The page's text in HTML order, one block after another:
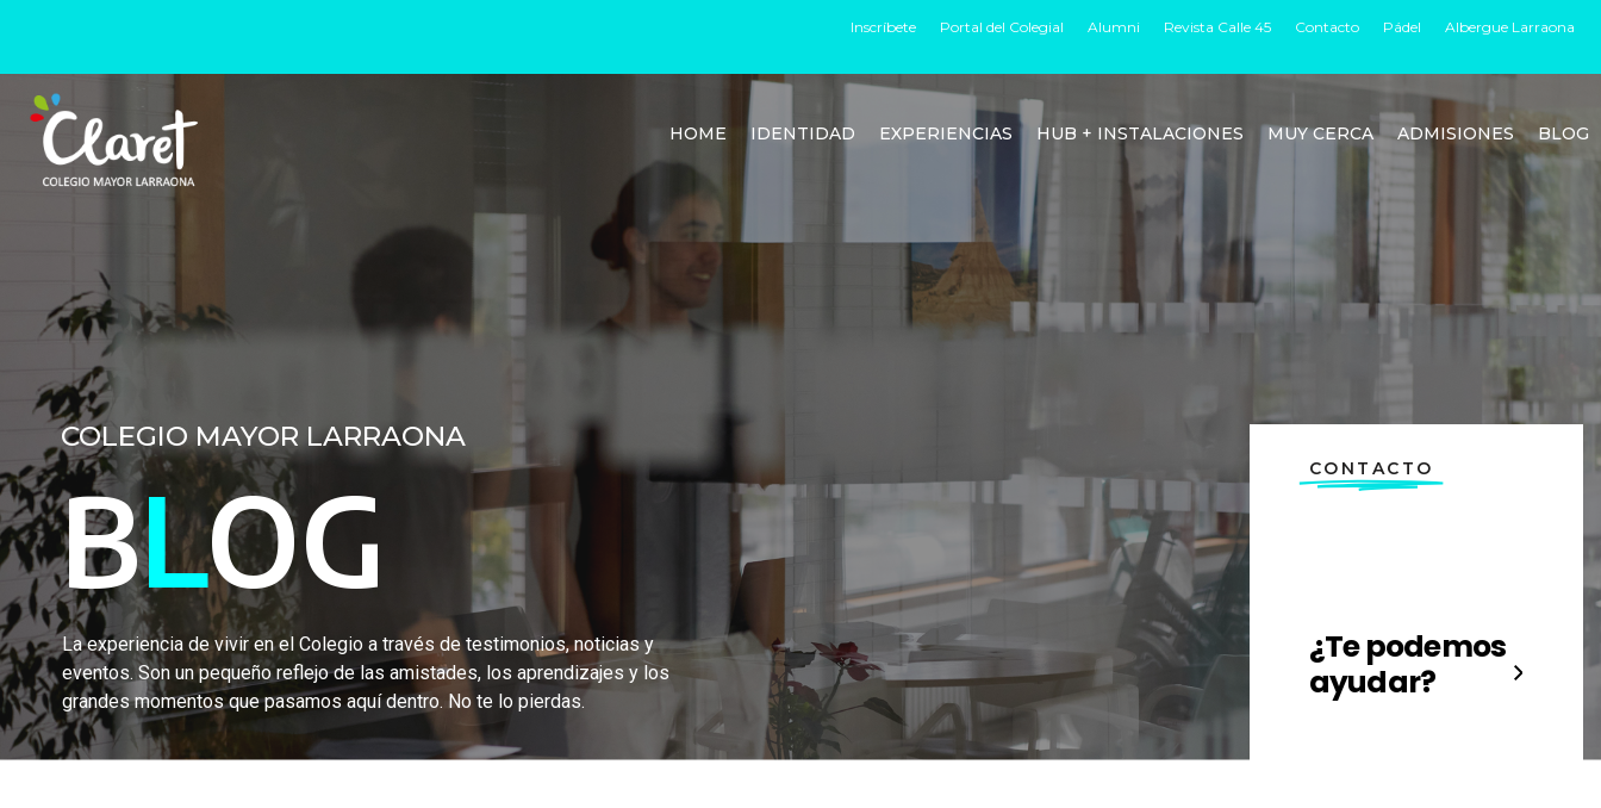
Inscríbete Portal del Colegial Alumni Revista Calle 45 Contacto Pádel Albergue Larraona
HOME IDENTIDAD EXPERIENCIAS HUB + INSTALACIONES MUY CERCA ADMISIONES BLOG
COLEGIO MAYOR LARRAONA
BLOG
La experiencia de vivir en el Colegio a través de testimonios, noticias y
eventos. Son un pequeño reflejo de las amistades, los aprendizajes y los
grandes momentos que pasamos aquí dentro. No te lo pierdas.
CONTACTO
¿Te podemos
ayudar?